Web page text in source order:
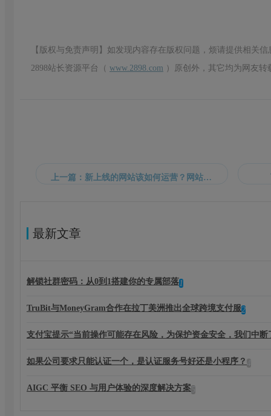
【版权与免责声明】如发现内容存在版权问题，烦请提供相关
2898站长资源平台（ www.2898.com ）原创外，其它均为网友
上一篇：新上线的网站该如何运营？网站运营技巧
最新文章
1
解锁社群密码：从0到1搭建你的专属部落
2
TruBit与MoneyGram合作在拉丁美洲推出全球跨境支付服
支付宝提示“当前操作可能存在风险，为保护资金安全，我们中断
如果公司要求只能认证一个，是认证服务号好还是小程序？
AIGC 平衡 SEO 与用户体验的深度解决方案